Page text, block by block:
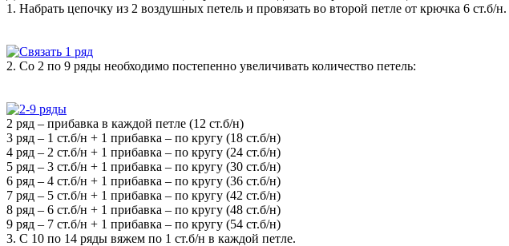
1. Набрать цепочку из 2 воздушных петель и провязать во второй петле от крючка 6 ст.б/н.
2. Со 2 по 9 ряды необходимо постепенно увеличивать количество петель:
2 ряд – прибавка в каждой петле (12 ст.б/н)
3 ряд – 1 ст.б/н + 1 прибавка – по кругу (18 ст.б/н)
4 ряд – 2 ст.б/н + 1 прибавка – по кругу (24 ст.б/н)
5 ряд – 3 ст.б/н + 1 прибавка – по кругу (30 ст.б/н)
6 ряд – 4 ст.б/н + 1 прибавка – по кругу (36 ст.б/н)
7 ряд – 5 ст.б/н + 1 прибавка – по кругу (42 ст.б/н)
8 ряд – 6 ст.б/н + 1 прибавка – по кругу (48 ст.б/н)
9 ряд – 7 ст.б/н + 1 прибавка – по кругу (54 ст.б/н)
3. С 10 по 14 ряды вяжем по 1 ст.б/н в каждой петле.